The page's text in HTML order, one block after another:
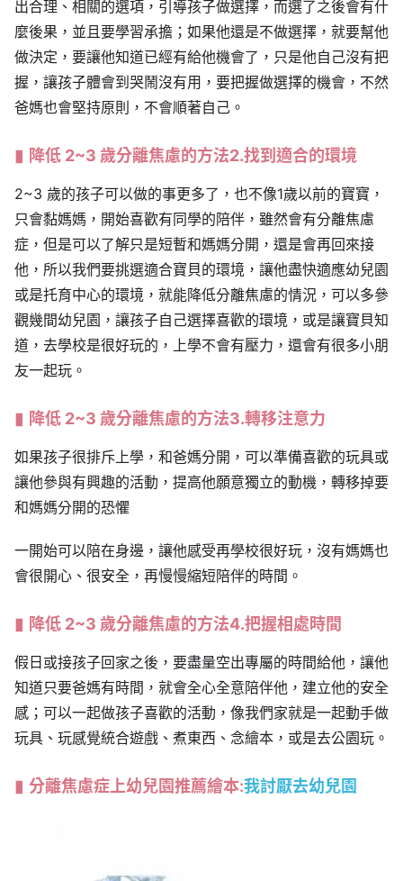
出合理、相關的選項，引導孩子做選擇，而選了之後會有什
麼後果，並且要學習承擔；如果他還是不做選擇，就要幫他
做決定，要讓他知道已經有給他機會了，只是他自己沒有把
握，讓孩子體會到哭鬧沒有用，要把握做選擇的機會，不然
爸媽也會堅持原則，不會順著自己。
降低 2~3 歲分離焦慮的方法2.找到適合的環境
2~3 歲的孩子可以做的事更多了，也不像1歲以前的寶寶，
只會黏媽媽，開始喜歡有同學的陪伴，雖然會有分離焦慮
症，但是可以了解只是短暫和媽媽分開，還是會再回來接
他，所以我們要挑選適合寶貝的環境，讓他盡快適應幼兒園
或是托育中心的環境，就能降低分離焦慮的情況，可以多參
觀幾間幼兒園，讓孩子自己選擇喜歡的環境，或是讓寶貝知
道，去學校是很好玩的，上學不會有壓力，還會有很多小朋
友一起玩。
降低 2~3 歲分離焦慮的方法3.轉移注意力
如果孩子很排斥上學，和爸媽分開，可以準備喜歡的玩具或
讓他參與有興趣的活動，提高他願意獨立的動機，轉移掉要
和媽媽分開的恐懼
一開始可以陪在身邊，讓他感受再學校很好玩，沒有媽媽也
會很開心、很安全，再慢慢縮短陪伴的時間。
降低 2~3 歲分離焦慮的方法4.把握相處時間
假日或接孩子回家之後，要盡量空出專屬的時間給他，讓他
知道只要爸媽有時間，就會全心全意陪伴他，建立他的安全
感；可以一起做孩子喜歡的活動，像我們家就是一起動手做
玩具、玩感覺統合遊戲、煮東西、念繪本，或是去公園玩。
分離焦慮症上幼兒園推薦繪本:我討厭去幼兒園